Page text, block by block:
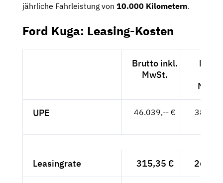
jährliche Fahrleistung von 10.000 Kilometern.
Ford Kuga: Leasing-Kosten
Brutto inkl.
MwSt.
Netto
MwSt.
UPE 46.039,-- €
Leasingrate 315,35 € 265,--